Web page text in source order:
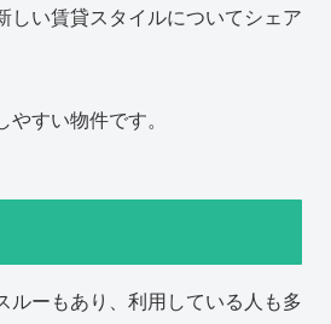
しい賃貸スタイルについてシェア
すい物件です。
ルーもあり、利用している人も多